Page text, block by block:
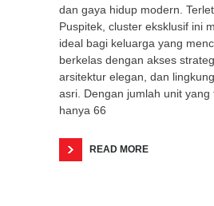
dan gaya hidup modern.
Puspitek, cluster eksklusif ini
ideal bagi keluarga yang
berkelas dengan akses
arsitektur elegan, dan
asri. Dengan jumlah unit
hanya 66
READ MORE